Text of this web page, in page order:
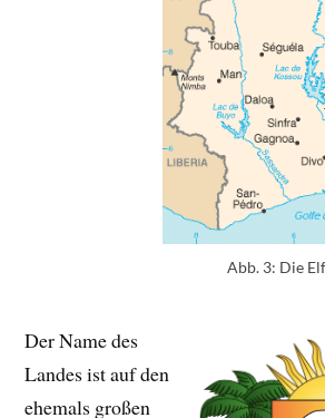
Abb. 3: Die
Der Name des
Landes ist auf den
ehemals großen